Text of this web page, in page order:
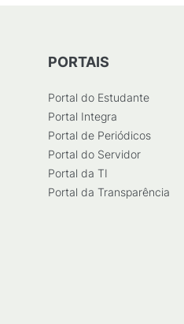
PORTAIS
Portal do Estudante
Portal Integra
Portal de Periódicos
Portal do Servidor
Portal da TI
Portal da Transparência